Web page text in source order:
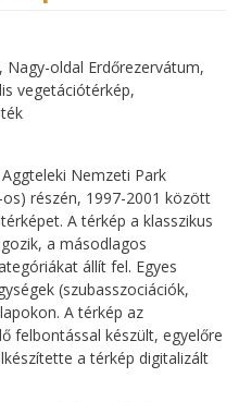
oldal Erdőrezervátum,
vegetációtérkép,
Nemzeti Park
részén, 1997-2001 között
A térkép a klasszikus
a másodlagos
állít fel. Egyes
(szubasszociációk,
A térkép az
felbontással készült, egyelőre
a térkép digitalizált